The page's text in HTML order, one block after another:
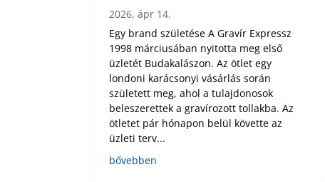
2026, ápr 14.
Egy brand születése A Gravír Expressz
1998 márciusában nyitotta meg első
üzletét Budakalászon. Az ötlet egy
londoni karácsonyi vásárlás során
született meg, ahol a tulajdonosok
beleszerettek a gravírozott tollakba. Az
ötletet pár hónapon belül követte az
üzleti terv...
bővebben